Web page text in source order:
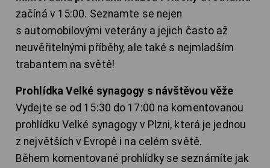
začíná v 15:00. Seznamte se nejen
s automobilovými veterány a jejich často až
neuvěřitelnými příběhy, ale také s nejmladším
trabantem na světě!
Prohlídka Velké synagogy s návštěvou věže
Vydejte se od 15:30 do 17:00 na komentovanou
prohlídku Velké synagogy v Plzni, která je jednou
z největších v Evropě i na celém světě.
Během komentované prohlídky se seznámíte jak